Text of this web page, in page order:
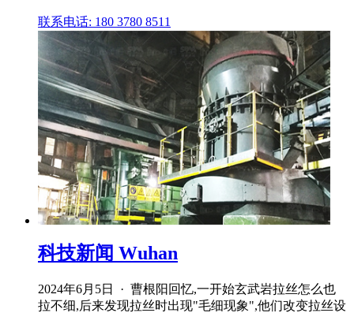
联系电话: 180 3780 8511
科技新闻 Wuhan
2024年6月5日 · 曹根阳回忆,一开始玄武岩拉丝怎么也
拉不细,后来发现拉丝时出现"毛细现象",他们改变拉丝设